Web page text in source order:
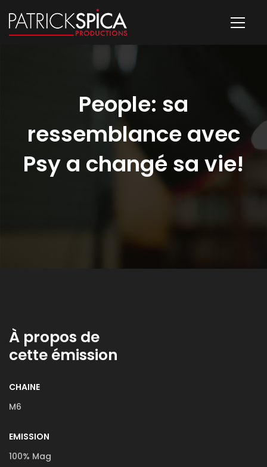
People: sa
ressemblance avec
Psy a changé sa vie!
À propos de
cette émission
CHAINE
M6
EMISSION
100% Mag